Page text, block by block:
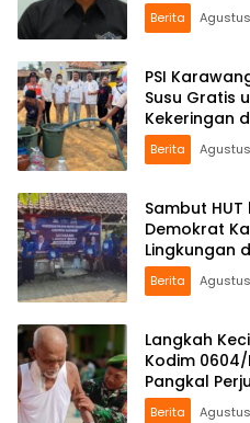
Berita
PSI
Susu Gratis
Kekeringan
Berita
Sambut
Demokrat
Lingkungan
Berita
Langkah
Kodim
Pangkal
Berita